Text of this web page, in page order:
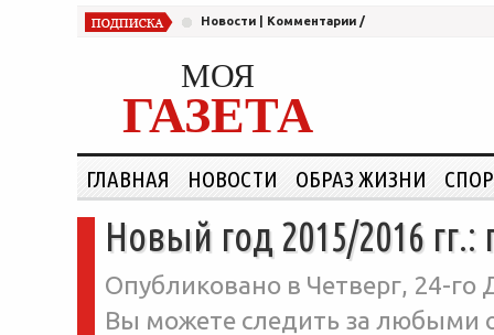
Новости Комментарии /
МОЯ
ГАЗЕТА
ГЛАВНАЯ НОВОСТИ ОБРАЗ ЖИЗНИ
Новый год 2015/2016 гг.:
Опубликовано в Четверг, 24-го
Вы можете следить за любыми